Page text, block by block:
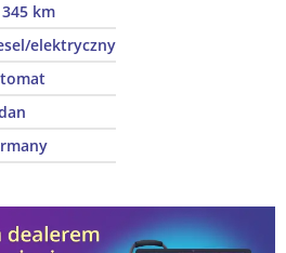
km
elektryczny